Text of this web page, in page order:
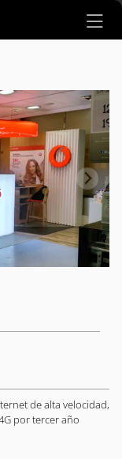
de alta velocidad,
por tercer año